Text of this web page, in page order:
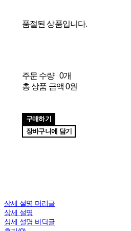
품절된 상품입니다.
주문 수량 0개
총 상품 금액 0원
구매하기
장바구니에 담기
상세 설명 머리글
상세 설명
상세 설명 바닥글